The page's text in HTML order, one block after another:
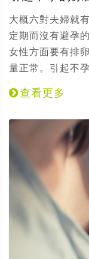
大概六對夫婦就
定期而沒有避孕
女性方面要有排
量正常。引起不
查看更多